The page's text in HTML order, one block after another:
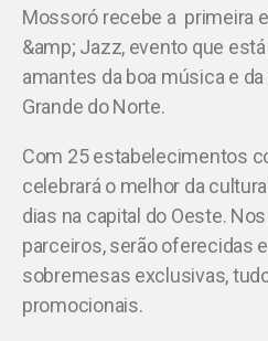
Mossoró recebe a primeira
&amp; Jazz, evento que
amantes da boa música e
Grande do Norte.
Com 25 estabelecimentos
celebrará o melhor da
dias na capital do Oeste.
parceiros, serão oferecidas
sobremesas exclusivas,
promocionais.